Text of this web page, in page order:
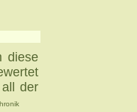
diese
der